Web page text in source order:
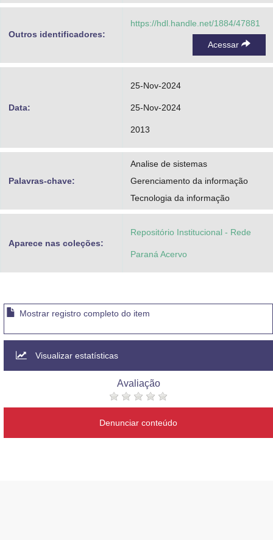
Outros identificadores:
https://hdl.handle.net/1884/47881
Acessar
Data:
25-Nov-2024
25-Nov-2024
2013
Palavras-chave:
Analise de sistemas
Gerenciamento da informação
Tecnologia da informação
Aparece nas coleções:
Repositório Institucional - Rede
Paraná Acervo
Mostrar registro completo do item
Visualizar estatísticas
Avaliação
Denunciar conteúdo